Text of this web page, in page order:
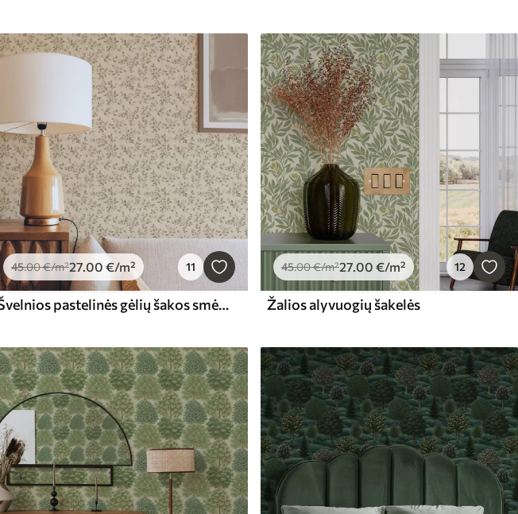
45.00€/m²27.00 €/m² 11
Švelnios pastelinės gėlių šakos smėlio spalvos fone
45.00€/m²27.00 €/m² 12
Žalios alyvuogių šakelės